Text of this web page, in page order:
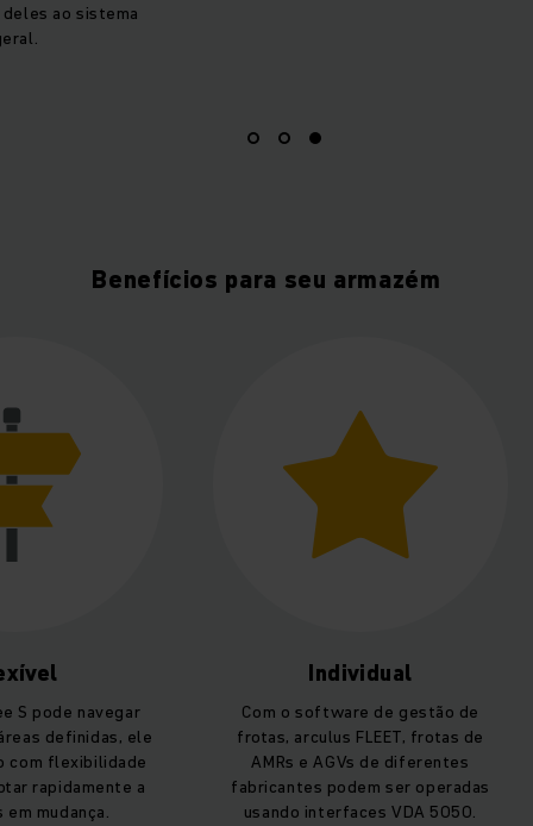
ao sistema
Benefícios para seu armazém
S pode navegar
definidas, ele
com flexibilidade
rapidamente a
mudança.
Individual
Com o software de gestão de
frotas, arculus FLEET, frotas de
AMRs e AGVs de diferentes
fabricantes podem ser operadas
usando interfaces VDA 5050.